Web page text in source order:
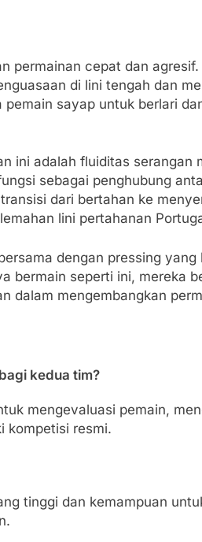
permainan cepat dan
di lini tengah dan
sayap untuk berlari
ini adalah fluiditas serangan
sebagai penghubung
dari bertahan ke
lini pertahanan
dengan pressing yang
bermain seperti ini, mereka
dalam mengembangkan
kedua tim?
mengevaluasi pemain,
kompetisi resmi.
tinggi dan kemampuan